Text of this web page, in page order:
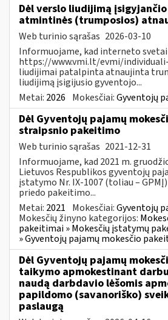
Dėl verslo liudijimą
atmintinės (trumposios)
Web turinio sąrašas 2026-03-10
Informuojame, kad interneto
https://www.vmi.lt/evmi/
liudijimai patalpinta atnaujinta
liudijimą įsigijusio gyventojo...
Metai: 2026 Mokesčiai:Gyventojų
Dėl Gyventojų pajamų
straipsnio pakeitimo
Web turinio sąrašas 2021-12-31
Informuojame, kad 2021 m.
Lietuvos Respublikos gyventojų
įstatymo Nr. IX-1007 (toliau –
priedo pakeitimo...
Metai: 2021 Mokesčiai:Gyventojų
Mokesčių žinyno kategorijos:
pakeitimai » Mokesčių įstatymų
» Gyventojų pajamų mokesčio
Dėl Gyventojų pajamų
taikymo apmokestinant
naudą darbdavio lėšomis
papildomo (savanoriško)
paslaugą